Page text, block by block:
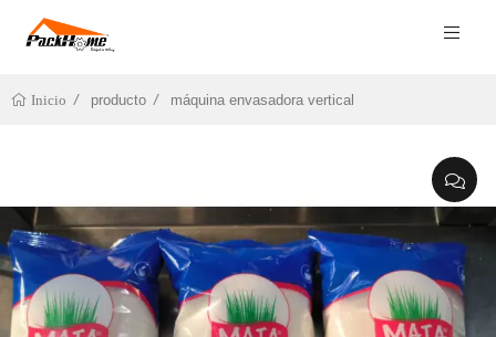
Inicio producto máquina envasadora vertical